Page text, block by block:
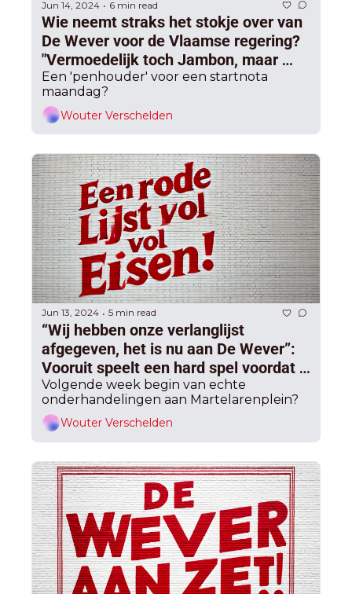
Jun 14, 2024 • 6 min read
Wie neemt straks het stokje over van
De Wever voor de Vlaamse regering?
"Vermoedelijk toch Jambon, maar
‘zonder garanties’", verwachten ook
de andere partijen
Een 'penhouder' voor een startnota
maandag?
Wouter Verschelden
Jun 13, 2024 • 5 min read
“Wij hebben onze verlanglijst
afgegeven, het is nu aan De Wever”:
Vooruit speelt een hard spel voordat
het aan tafel wil gaan, maar er is
weinig ontsnappen aan
Volgende week begin van echte
onderhandelingen aan Martelarenplein?
Wouter Verschelden